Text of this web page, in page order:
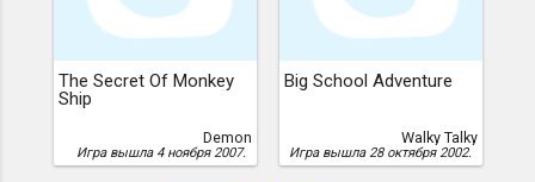
The Secret Of Monkey
Ship
Demon
Игра вышла 4 ноября 2007.
Big School Adventure
Walky Talky
Игра вышла 28 октября 2002.